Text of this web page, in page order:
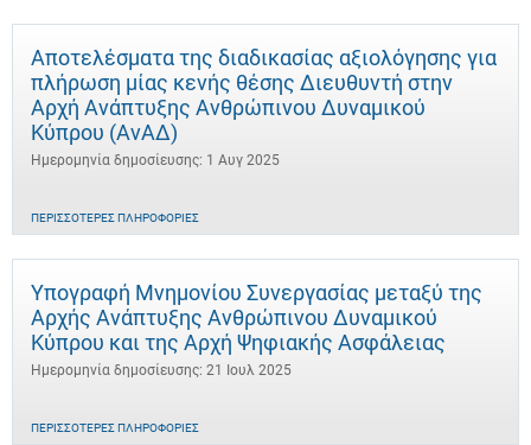
Αποτελέσματα της διαδικασίας αξιολόγησης για
πλήρωση μίας κενής θέσης Διευθυντή στην
Αρχή Ανάπτυξης Ανθρώπινου Δυναμικού
Κύπρου (ΑνΑΔ)
Ημερομηνία δημοσίευσης: 1 Αυγ 2025
ΠΕΡΙΣΣΌΤΕΡΕΣ ΠΛΗΡΟΦΟΡΊΕΣ
Υπογραφή Μνημονίου Συνεργασίας μεταξύ της
Αρχής Ανάπτυξης Ανθρώπινου Δυναμικού
Κύπρου και της Αρχή Ψηφιακής Ασφάλειας
Ημερομηνία δημοσίευσης: 21 Ιουλ 2025
ΠΕΡΙΣΣΌΤΕΡΕΣ ΠΛΗΡΟΦΟΡΊΕΣ